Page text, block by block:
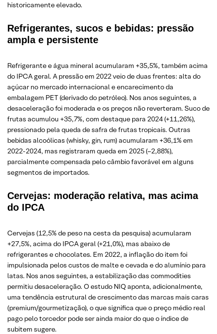
historicamente elevado.
Refrigerantes, sucos e bebidas: pressão
ampla e persistente
Refrigerante e água mineral acumularam +35,5%, também acima
do IPCA geral. A pressão em 2022 veio de duas frentes: alta do
açúcar no mercado internacional e encarecimento da
embalagem PET (derivado do petróleo). Nos anos seguintes, a
desaceleração foi moderada e os preços não reverteram. Suco de
frutas acumulou +35,7%, com destaque para 2024 (+11,26%),
pressionado pela queda de safra de frutas tropicais. Outras
bebidas alcoólicas (whisky, gin, rum) acumularam +36,1% em
2022-2024, mas registraram queda em 2025 (–2,88%),
parcialmente compensada pelo câmbio favorável em alguns
segmentos de importados.
Cervejas: moderação relativa, mas acima
do IPCA
Cervejas (12,5% de peso na cesta da pesquisa) acumularam
+27,5%, acima do IPCA geral (+21,0%), mas abaixo de
refrigerantes e chocolates. Em 2022, a inflação do item foi
impulsionada pelos custos de malte e cevada e do alumínio para
latas. Nos anos seguintes, a estabilização das commodities
permitiu desaceleração. O estudo NIQ aponta, adicionalmente,
uma tendência estrutural de crescimento das marcas mais caras
(premium/gourmetização), o que significa que o preço médio real
pago pelo torcedor pode ser ainda maior do que o índice de
subitem sugere.